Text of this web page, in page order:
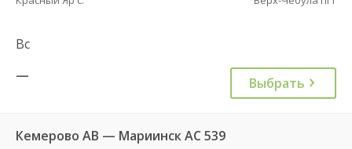
Вс
—
Выбрать
Кемерово АВ — Мариинск АС 539